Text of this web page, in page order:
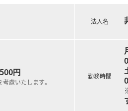
円
慮いたします。
法人名
勤務時間